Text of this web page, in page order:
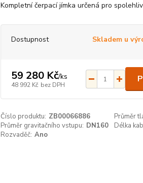
Kompletní čerpací jímka určená pro
Dostupnost Skladem u
59 280 Kč/ks
48 992 Kč bez DPH
Číslo produktu: ZB00066886 Průměr
Průměr gravitačního vstupu: DN160 Délka
Rozvaděč: Ano